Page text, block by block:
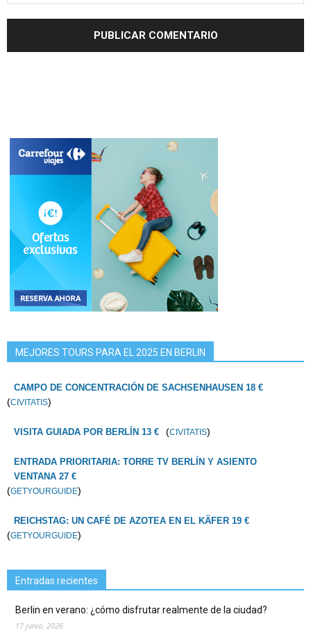
MEJORES TOURS PARA EL 2025 EN BERLIN
CAMPO DE CONCENTRACIÓN DE SACHSENHAUSEN 18 €
(CIVITATIS)
VISITA GUIADA POR BERLÍN 13 € (CIVITATIS)
ENTRADA PRIORITARIA: TORRE TV BERLÍN Y ASIENTO
VENTANA 27 €
(GETYOURGUIDE)
REICHSTAG: UN CAFÉ DE AZOTEA EN EL KÄFER 19 €
(GETYOURGUIDE)
Entradas recientes
Berlin en verano: ¿cómo disfrutar realmente de la ciudad?
17 junio, 2026